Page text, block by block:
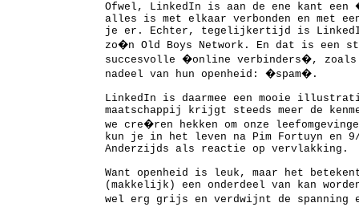
Ofwel, LinkedIn is aan de ene kant
alles is met elkaar verbonden en met
je er. Echter, tegelijkertijd is
zo�n Old Boys Network. En dat is een
succesvolle �online verbinders�,
nadeel van hun openheid: �spam�.
LinkedIn is daarmee een mooie
maatschappij krijgt steeds meer de
we cre�ren hekken om onze
kun je in het leven na Pim Fortuyn en 9/
Anderzijds als reactie op vervlakking.
Want openheid is leuk, maar het
(makkelijk) een onderdeel van kan
wel erg grijs en verdwijnt de spanning